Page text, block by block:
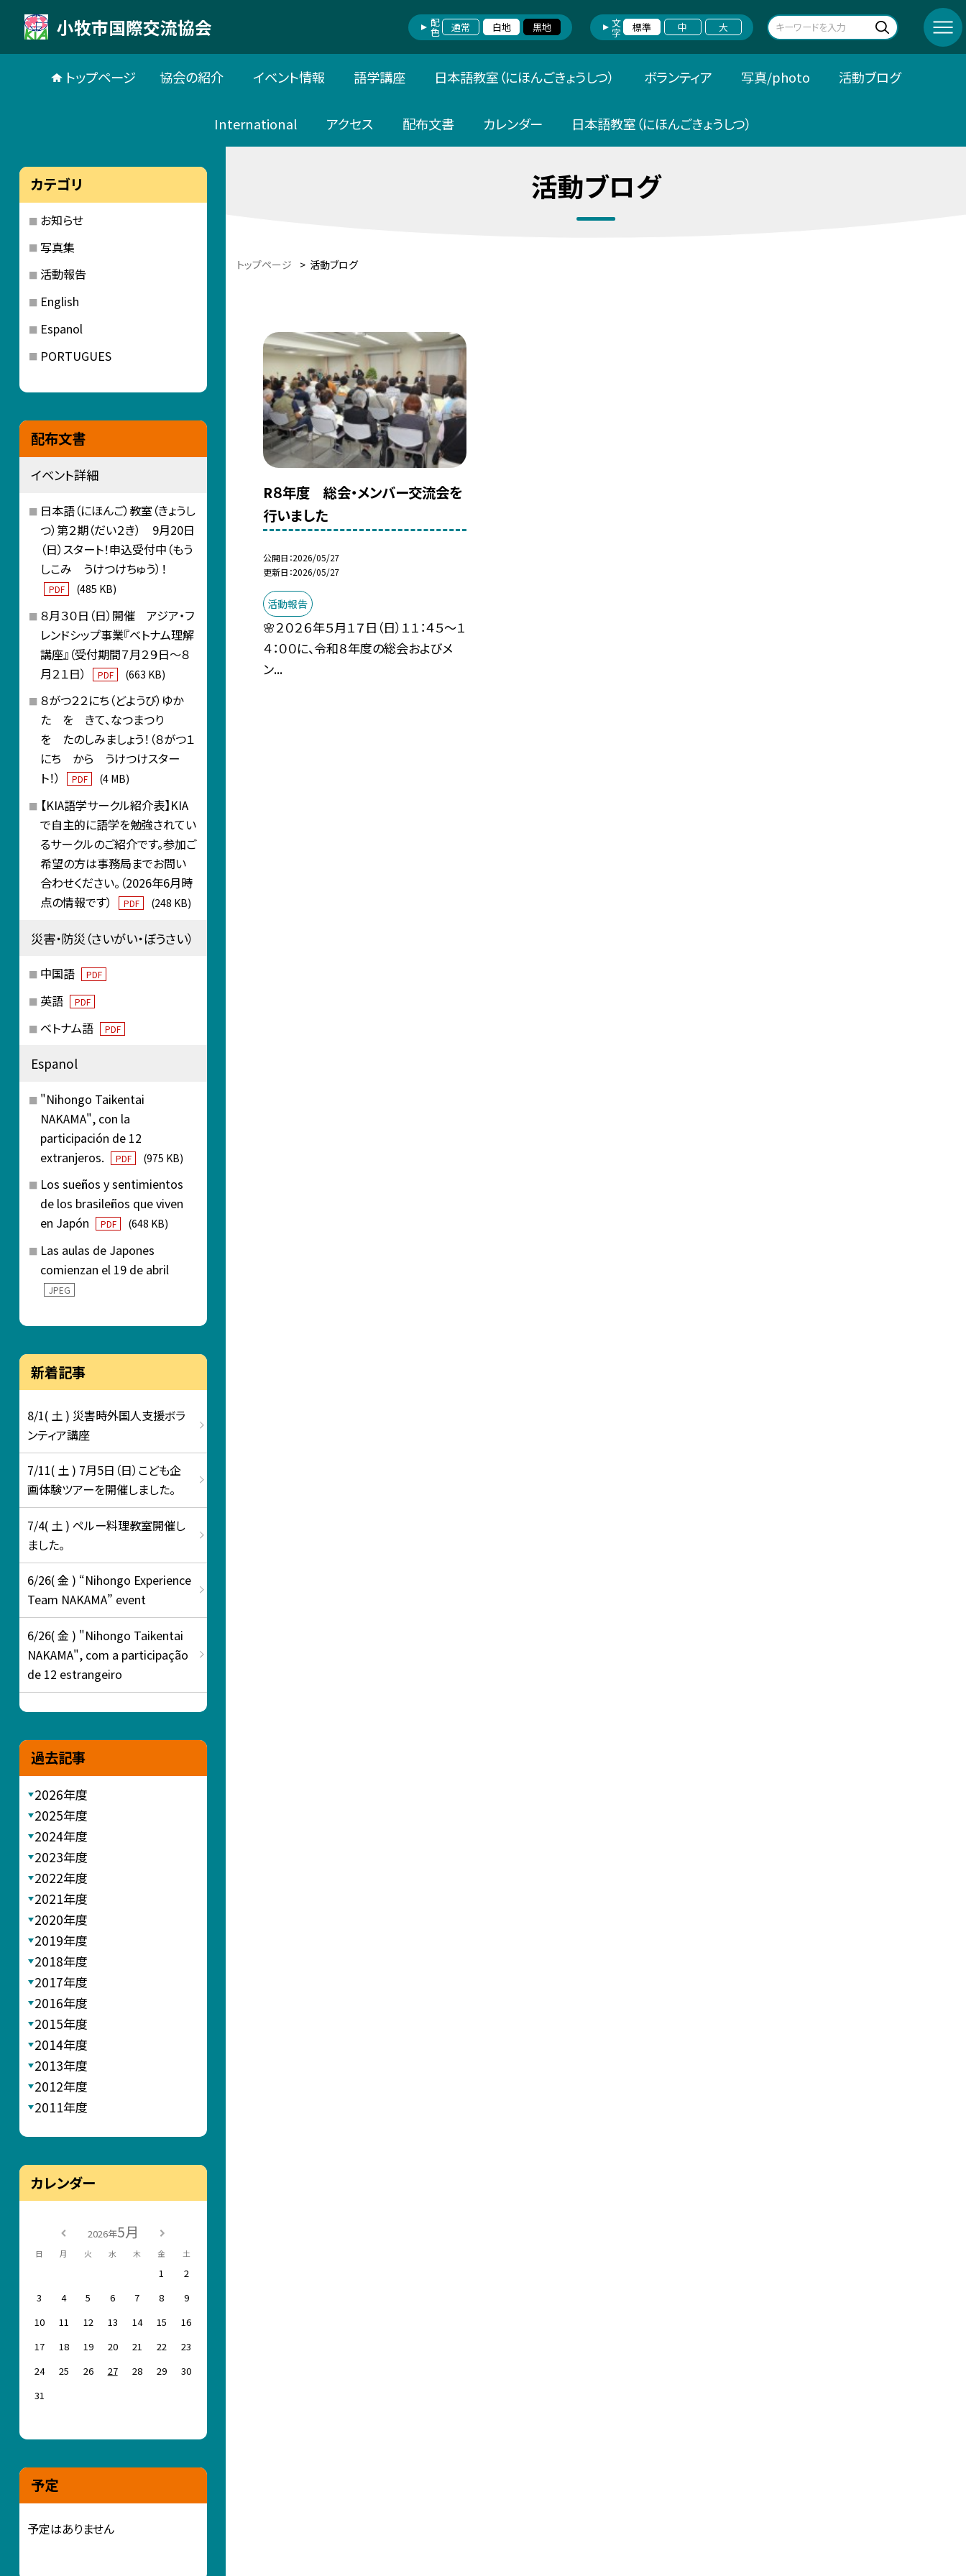
小牧市国際交流協会 配色 通常 白地 黒地 文字 標準 中 大
トップページ 協会の紹介 イベント情報 語学講座 日本語教室（にほんごきょうしつ） ボランティア 写真/photo 活動ブログ
International アクセス 配布文書 カレンダー 日本語教室（にほんごきょうしつ）
活動ブログ
トップページ > 活動ブログ
R８年度 総会・メンバー交流会を
行いました
公開日 2026/05/27
更新日 2026/05/27
活動報告
🌸２０２６年５月１７日（日）１１：４５～１
４：００に、令和８年度の総会およびメ
ン...
カテゴリ
お知らせ
写真集
活動報告
English
Espanol
PORTUGUES
配布文書
イベント詳細
日本語（にほんご）教室（きょうし
つ）第２期（だい２き） 9月20日
（日）スタート！申込受付中（もう
しこみ うけつけちゅう）！
PDF (485 KB)
８月３０日（日）開催 アジア・フ
レンドシップ事業『ベトナム理解
講座』（受付期間７月２９日～８
月２１日）
PDF (663 KB)
８がつ２２にち（どようび）ゆか
た を きて、なつまつり
を たのしみましょう！（８がつ１
にち から うけつけスター
ト！）
PDF (4 MB)
【KIA語学サークル紹介表】KIA
で自主的に語学を勉強されてい
るサークルのご紹介です。参加ご
希望の方は事務局までお問い
合わせください。（2026年6月時
点の情報です）
PDF (248 KB)
災害・防災（さいがい・ぼうさい）
中国語 PDF
英語 PDF
ベトナム語 PDF
Espanol
"Nihongo Taikentai
NAKAMA", con la
participación de 12
extranjeros.
PDF (975 KB)
Los sueños y sentimientos
de los brasileños que viven
en Japón
PDF (648 KB)
Las aulas de Japones
comienzan el 19 de abril
JPEG
新着記事
8/1( 土 ) 災害時外国人支援ボラ
ンティア講座
7/11( 土 ) 7月5日（日）こども企
画体験ツアーを開催しました。
7/4( 土 ) ペルー料理教室開催し
ました。
6/26( 金 ) “Nihongo Experience
Team NAKAMA” event
6/26( 金 ) "Nihongo Taikentai
NAKAMA", com a participação
de 12 estrangeiro
過去記事
2026年度
2025年度
2024年度
2023年度
2022年度
2021年度
2020年度
2019年度
2018年度
2017年度
2016年度
2015年度
2014年度
2013年度
2012年度
2011年度
カレンダー
2026年5月
日 月 火 水 木 金 土
1
2
3
4 5 6 7 8
9
10
11 12 13 14 15
16
17
18 19 20 21 22
23
24
25 26 27 28 29
30
31
予定
予定はありません